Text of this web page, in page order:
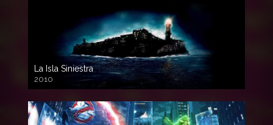
La Isla Siniestra
2010
720p HD